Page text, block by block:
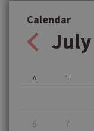
COLLECTIONS
STORIES
Calendar
July
Δ Τ
6 7